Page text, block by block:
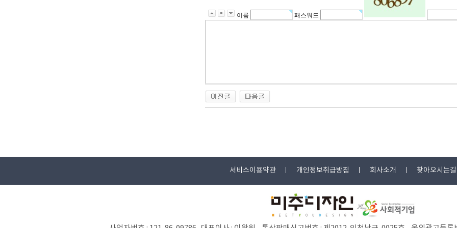
이름 패스워드
서비스이용약관 개인정보취급방침 회사소개 찾아오시는길